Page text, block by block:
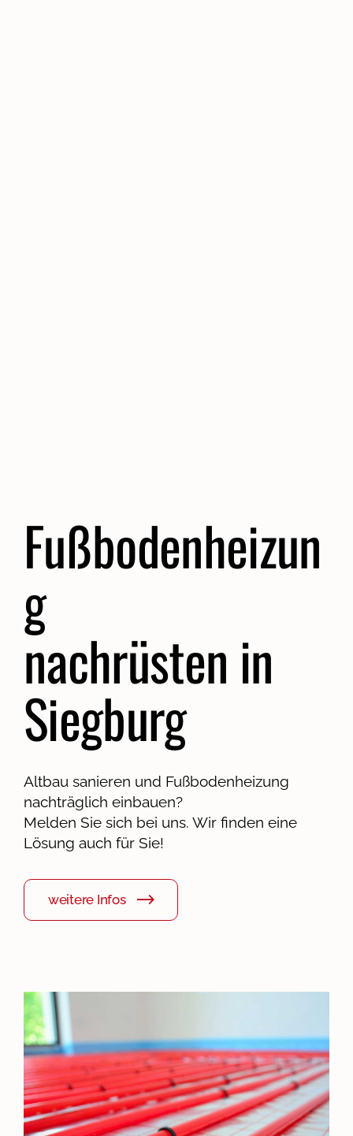
Fußbodenheizun
g
nachrüsten in
Siegburg
Altbau sanieren und Fußbodenheizung
nachträglich einbauen?
Melden Sie sich bei uns. Wir finden eine
Lösung auch für Sie!
weitere Infos